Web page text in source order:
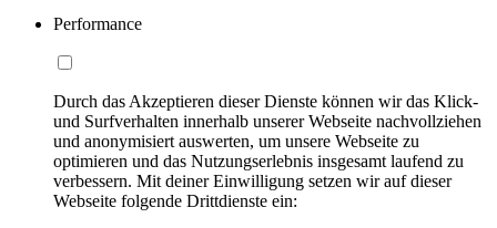
Performance
Durch das Akzeptieren dieser Dienste können wir das Klick-
und Surfverhalten innerhalb unserer Webseite nachvollziehen
und anonymisiert auswerten, um unsere Webseite zu
optimieren und das Nutzungserlebnis insgesamt laufend zu
verbessern. Mit deiner Einwilligung setzen wir auf dieser
Webseite folgende Drittdienste ein: